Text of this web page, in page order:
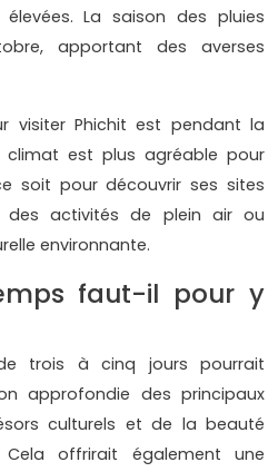
La saison des pluies
apportant des averses
visiter Phichit est pendant la
climat est plus agréable pour
soit pour découvrir ses sites
des activités de plein air ou
environnante.
faut-il pour y
trois à cinq jours pourrait
approfondie des principaux
culturels et de la beauté
offrirait également une